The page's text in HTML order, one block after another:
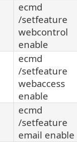
ecmd
/setfeature
webcontrol
enable
ecmd
/setfeature
webaccess
enable
ecmd
/setfeature
email enable